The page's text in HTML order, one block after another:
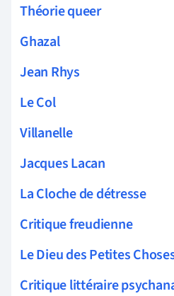
Théorie queer
Ghazal
Jean Rhys
Le Col
Villanelle
Jacques Lacan
La Cloche de détresse
Critique freudienne
Le Dieu des Petites
Critique littéraire